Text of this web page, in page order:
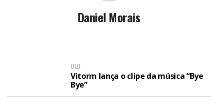
Daniel Morais
OLD
Vitorm lança o clipe da música “Bye
Bye”